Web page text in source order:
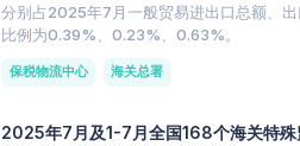
分别占2025年7月一般贸易进出口总额、
比例为0.39%、0.23%、0.63%。
保税物流中心 海关总署
2025年7月及1-7月全国168个海关特殊